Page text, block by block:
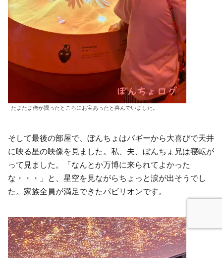
たまたま俺が掘ったところにお宝あったと喜んでいました。
そして最後の部屋で、ぼんちょはバギーから大喜びで天井
に映る星の映像を見ました。私、夫、ぼんちょ兄は寝転が
って見ました。「なんとか万博に来られてよかった
な・・・」と、星空を見ながらちょっと涙が出そうでし
た。家族全員が満足できたパビリオンです。